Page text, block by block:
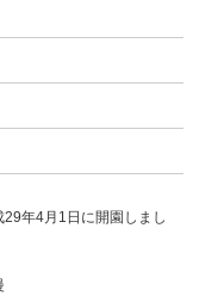
年4月1日に開園しまし